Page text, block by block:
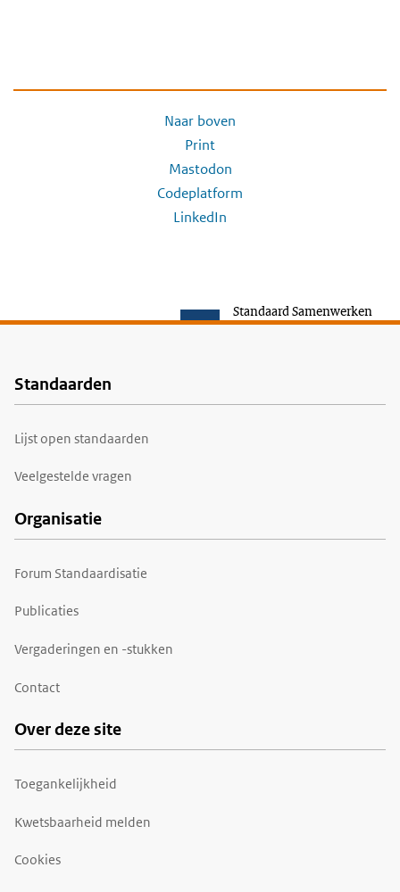
Naar boven
Print
Mastodon
Codeplatform
LinkedIn
Standaard Samenwerken
Voet
Standaarden
Lijst open standaarden
Veelgestelde vragen
Organisatie
Forum Standaardisatie
Publicaties
Vergaderingen en -stukken
Contact
Over deze site
Toegankelijkheid
Kwetsbaarheid melden
Cookies